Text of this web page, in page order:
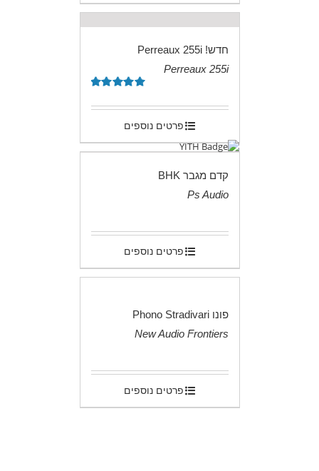
חדש! Perreaux 255i
Perreaux 255i
מתוך 5
פרטים נוספים
קדם מגבר BHK
Ps Audio
פרטים נוספים
פונו Phono Stradivari
New Audio Frontiers
פרטים נוספים